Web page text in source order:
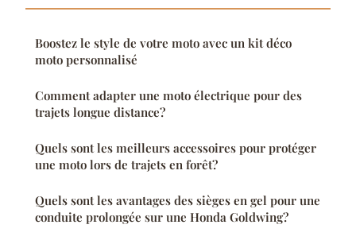
Boostez le style de votre moto avec un kit déco
moto personnalisé
Comment adapter une moto électrique pour des
trajets longue distance?
Quels sont les meilleurs accessoires pour protéger
une moto lors de trajets en forêt?
Quels sont les avantages des sièges en gel pour une
conduite prolongée sur une Honda Goldwing?